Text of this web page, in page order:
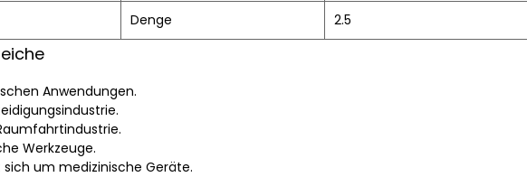
Denge 2.5
Anwendungen.
Werkzeuge.
sich um medizinische Geräte.